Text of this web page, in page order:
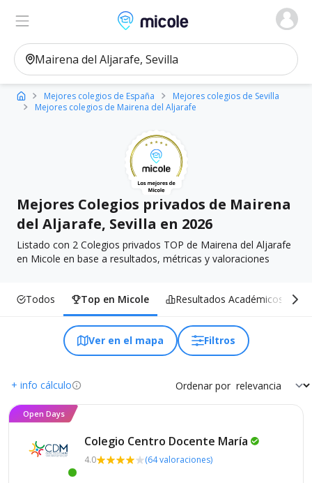
Micole, buscador de colegios
Ver en el mapa
Mejores colegios de España
Mejores colegios de Sevilla
Mejores colegios de Mairena del Aljarafe
Mejores Colegios privados de Mairena
del Aljarafe, Sevilla en 2026
Listado con 2 Colegios privados TOP de Mairena del Aljarafe
en Micole en base a resultados, métricas y valoraciones
Todos Top en Micole Resultados Académicos
Ver en el mapa Filtros
+ info cálculo Ordenar por
Open Days
Colegio Centro Docente María
4.0 (64 valoraciones)